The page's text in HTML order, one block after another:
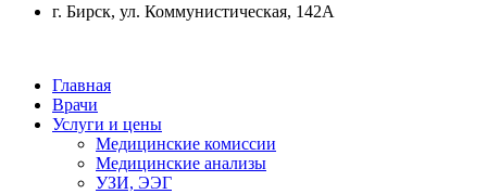
г. Бирск, ул. Коммунистическая, 142А
Главная
Врачи
Услуги и цены
Медицинские комиссии
Медицинские анализы
УЗИ, ЭЭГ